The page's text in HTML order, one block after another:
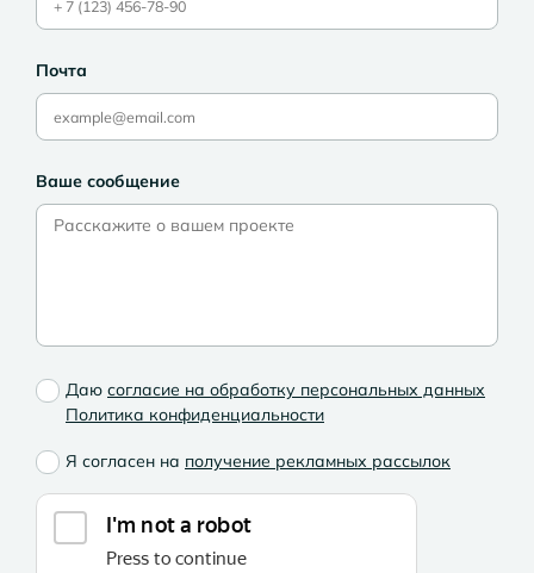
Почта
Ваше сообщение
Даю согласие на обработку персональных данных
Политика конфиденциальности
Я согласен на получение рекламных рассылок